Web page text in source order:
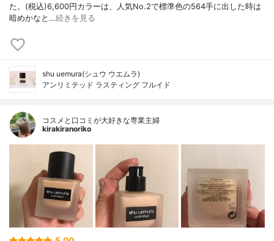
た。(税込)6,600円カラーは、人気No.2で標準色の564手に出した時は
暗めかなと…続きを見る
shu uemura(シュウ ウエムラ)
アンリミテッド ラスティング フルイド
コスメと口コミが大好きな専業主婦
kirakiranoriko